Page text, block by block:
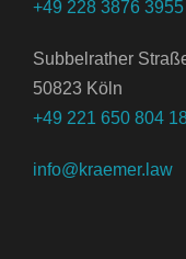
+49 228 3876 3955
Subbelrather
50823 Köln
+49 221 650 804
info@kraemer.law